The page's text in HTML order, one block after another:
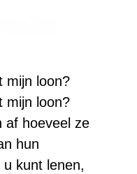
mijn loon?
mijn loon?
af hoeveel ze
hun
kunt lenen,